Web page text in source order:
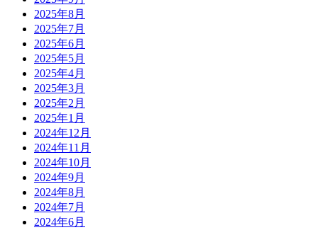
2025年8月
2025年7月
2025年6月
2025年5月
2025年4月
2025年3月
2025年2月
2025年1月
2024年12月
2024年11月
2024年10月
2024年9月
2024年8月
2024年7月
2024年6月